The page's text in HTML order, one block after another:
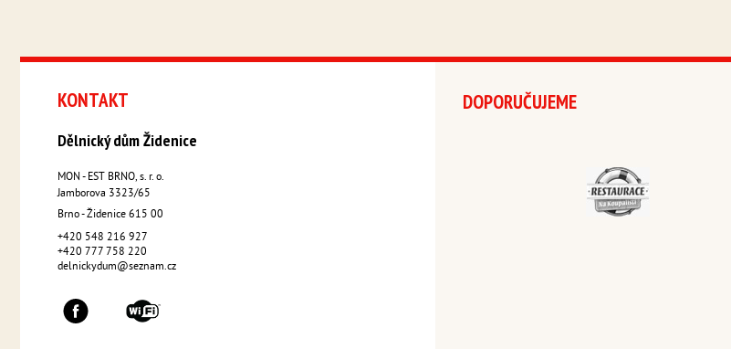
KONTAKT
Dělnický dům Židenice
MON - EST BRNO, s. r. o.
Jamborova 3323/65
Brno - Židenice 615 00
+420 548 216 927
+420 777 758 220
delnickydum@seznam.cz
DOPORUČUJEME